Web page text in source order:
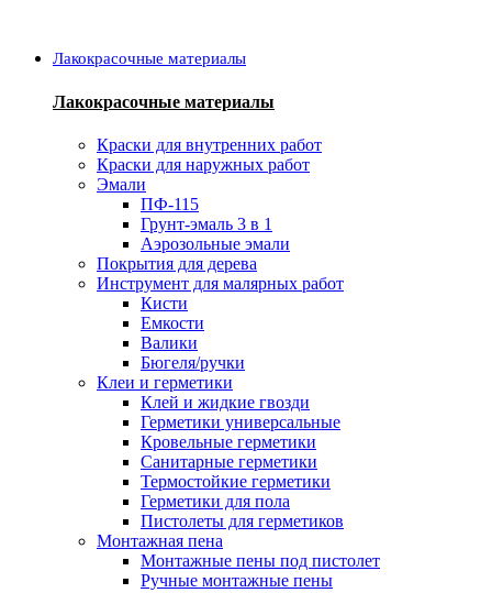
Лакокрасочные материалы
Лакокрасочные материалы
Краски для внутренних работ
Краски для наружных работ
Эмали
ПФ-115
Грунт-эмаль 3 в 1
Аэрозольные эмали
Покрытия для дерева
Инструмент для малярных работ
Кисти
Емкости
Валики
Бюгеля/ручки
Клеи и герметики
Клей и жидкие гвозди
Герметики универсальные
Кровельные герметики
Санитарные герметики
Термостойкие герметики
Герметики для пола
Пистолеты для герметиков
Монтажная пена
Монтажные пены под пистолет
Ручные монтажные пены